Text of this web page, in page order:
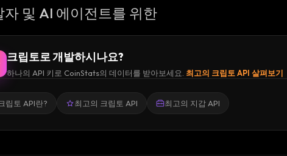
자 및 AI 에이전트를 위한
크립토로 개발하시나요?
하나의 API 키로 CoinStats의 데이터를 받아보세요. 최고의 크립토 API 살펴보기
립토 API란? 최고의 크립토 API 최고의 지갑 API